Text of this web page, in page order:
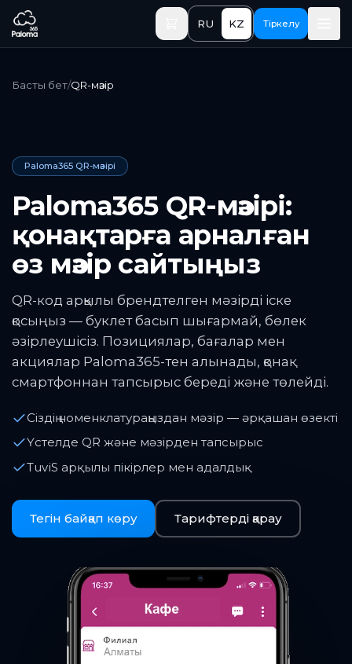
Негізгі мазмұнға өту
RU KZ Тіркелу
Басты бет/QR-мәзір
Paloma365 QR-мәзірі
Paloma365 QR-мәзірі:
қонақтарға арналған
өз мәзір сайтыңыз
QR-код арқылы брендтелген мәзірді іске
қосыңыз — буклет басып шығармай, бөлек
әзірлеушісіз. Позициялар, бағалар мен
акциялар Paloma365-тен алынады, қонақ
смартфоннан тапсырыс береді және төлейді.
Сіздің номенклатураңыздан мәзір — әрқашан өзекті
Үстелде QR және мәзірден тапсырыс
TuviS арқылы пікірлер мен адалдық
Тегін байқап көру Тарифтерді қарау